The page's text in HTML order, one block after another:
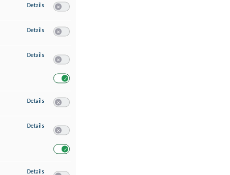
Details zu Erstellung von Profilen für personalisierte Werbung
Details zu Verwendung von Profilen zur Auswahl personalisierter Werbung
Details zu Messung der Werbeleistung
Details zu Messung der Performance von Inhalten
Details zu Analyse von Zielgruppen durch Statistiken oder Kombinationen von
Details zu Entwicklung und Verbesserung der Angebote